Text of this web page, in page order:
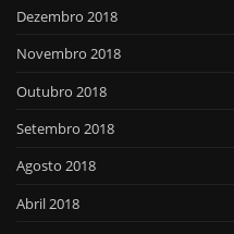
Dezembro 2018
Novembro 2018
Outubro 2018
Setembro 2018
Agosto 2018
Abril 2018